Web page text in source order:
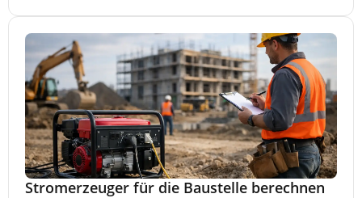
Stromerzeuger für die Baustelle berechnen